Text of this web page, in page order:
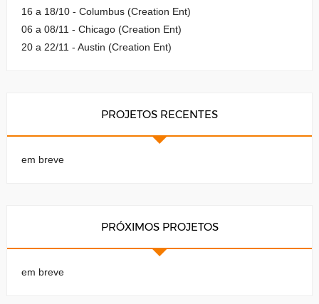
16 a 18/10 - Columbus (Creation Ent)
06 a 08/11 - Chicago (Creation Ent)
20 a 22/11 - Austin (Creation Ent)
PROJETOS RECENTES
em breve
PRÓXIMOS PROJETOS
em breve